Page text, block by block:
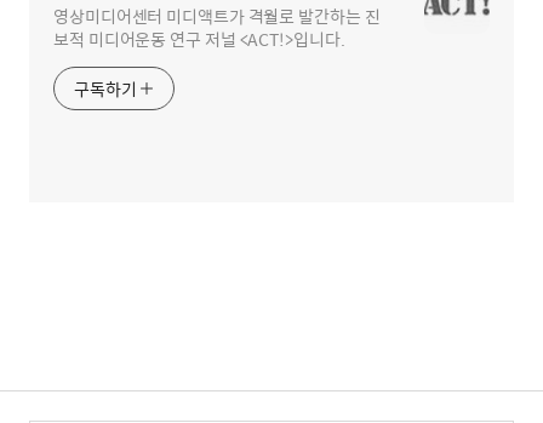
영상미디어센터 미디액트가 격월로 발간하는 진
보적 미디어운동 연구 저널 <ACT!>입니다.
구독하기